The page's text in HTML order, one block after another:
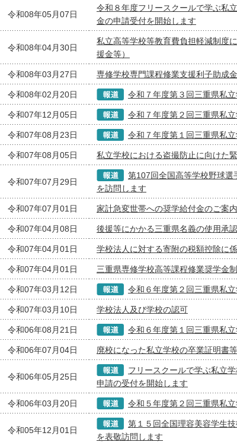
令和08年05月07日
令和８年度フリースクールで学ぶ私
金の申請受付を開始します
令和08年04月30日
私立高等学校等教育費負担軽減制度
援金等）
令和08年03月27日 専修学校専門課程修業支援利子助成
令和08年02月20日 令和７年度第３回三重県私
令和07年12月05日 令和７年度第２回三重県私
令和07年08月23日 令和７年度第１回三重県私
令和07年08月05日 私立学校における盗撮防止に向けた
令和07年07月29日
第107回全国高等学校野球
を訪問します
令和07年07月01日 家計急変世帯への奨学給付金のご案
令和07年04月08日 後援等にかかる三重県名義の使用承
令和07年04月01日 学校法人に対する寄附の税額控除に
令和07年04月01日 三重県専修学校高等課程修業奨学金
令和07年03月12日 令和６年度第２回三重県私
令和07年03月10日 学校法人及び学校の認可
令和06年08月21日 令和６年度第１回三重県私
令和06年07月04日 廃校になった私立学校の卒業証明書
令和06年05月25日
フリースクールで学ぶ私立
申請の受付を開始します
令和06年03月20日 令和５年度第２回三重県私
令和05年12月01日
第１５回全国理容美容学生
を表敬訪問します